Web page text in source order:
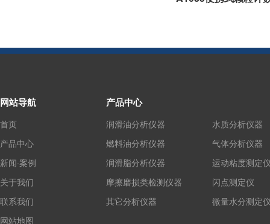
网站导航
首页
产品中心
新闻·案例
关于我们
联系我们
网站地图
产品中心
润滑油分析仪器
燃料油分析仪器
润滑脂分析仪器
摩擦磨损类检测仪器
其它分析仪器
水质分析仪器
气体分析仪器
运动粘度测定
闪点测定仪
微量水分测定